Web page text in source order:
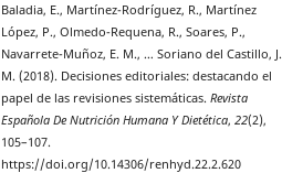
Baladia, E., Martínez-Rodríguez, R., Martínez
López, P., Olmedo-Requena, R., Soares, P.,
Navarrete-Muñoz, E. M., … Soriano del Castillo, J.
M. (2018). Decisiones editoriales: destacando el
papel de las revisiones sistemáticas.Revista
Española De Nutrición Humana Y Dietética,22(2),
105–107.
https://doi.org/10.14306/renhyd.22.2.620